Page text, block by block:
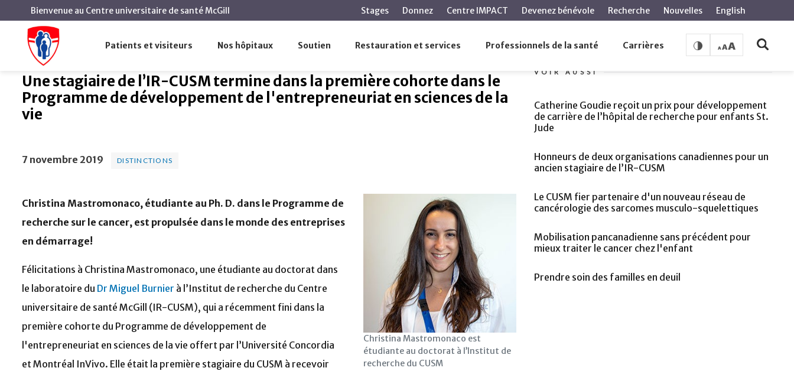
principal
Patients et visiteurs Nos hôpitaux Soutien Restauration et services Professionnels de la santé Carrières
Stages Donnez Centre IMPACT Devenez bénévole Recherche Nouvelles English
Bienvenue au Centre universitaire de santé McGill
Accueil
Actualités
vie
Une stagiaire de l’IR-CUSM termine dans la première cohorte dans le
Programme de développement de l'entrepreneuriat en sciences de la
vie
7 novembre 2019 DISTINCTIONS
Christina Mastromonaco, étudiante au Ph. D. dans le Programme de
recherche sur le cancer, est propulsée dans le monde des entreprises
en démarrage!
Félicitations à Christina Mastromonaco, une étudiante au doctorat dans
le laboratoire du Dr Miguel Burnier à l’Institut de recherche du Centre
universitaire de santé McGill (IR-CUSM), qui a récemment fini dans la
première cohorte du Programme de développement de
l'entrepreneuriat en sciences de la vie offert par l’Université Concordia
et Montréal InVivo. Elle était la première stagiaire du CUSM à recevoir
Christina Mastromonaco est
étudiante au doctorat à l’Institut de
recherche du CUSM
VOIR AUSSI
Catherine Goudie reçoit un prix pour développement
de carrière de l’hôpital de recherche pour enfants St.
Jude
Honneurs de deux organisations canadiennes pour un
ancien stagiaire de l’IR-CUSM
Le CUSM fier partenaire d'un nouveau réseau de
cancérologie des sarcomes musculo-squelettiques
Mobilisation pancanadienne sans précédent pour
mieux traiter le cancer chez l'enfant
Prendre soin des familles en deuil